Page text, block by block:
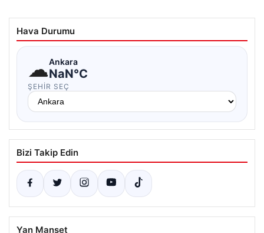
Hava Durumu
☁Ankara
NaN°C
ŞEHIR SEÇ
Bizi Takip Edin
Yan Manşet